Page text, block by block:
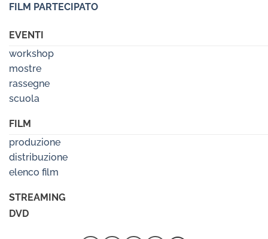
FILM PARTECIPATO
EVENTI
workshop
mostre
rassegne
scuola
FILM
produzione
distribuzione
elenco film
STREAMING
DVD